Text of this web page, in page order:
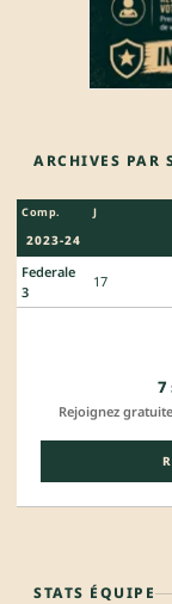
ARCHIVES PAR
Comp. J
2023-24
Federale
3
17
7
Rejoignez
STATS ÉQUIPE